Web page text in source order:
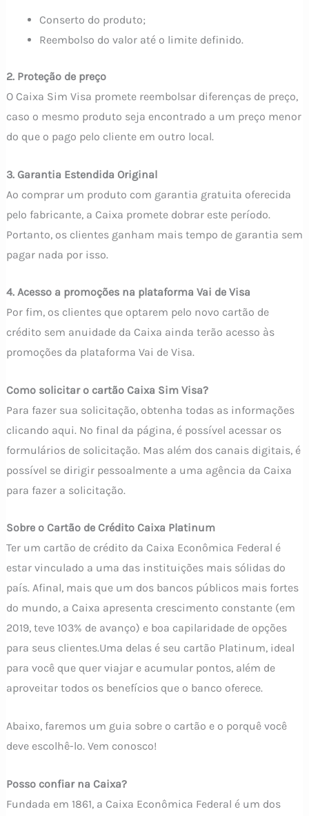
Conserto do produto;
Reembolso do valor até o limite definido.
2. Proteção de preço
O Caixa Sim Visa promete reembolsar diferenças de preço,
caso o mesmo produto seja encontrado a um preço menor
do que o pago pelo cliente em outro local.
3. Garantia Estendida Original
Ao comprar um produto com garantia gratuita oferecida
pelo fabricante, a Caixa promete dobrar este período.
Portanto, os clientes ganham mais tempo de garantia sem
pagar nada por isso.
4. Acesso a promoções na plataforma Vai de Visa
Por fim, os clientes que optarem pelo novo cartão de
crédito sem anuidade da Caixa ainda terão acesso às
promoções da plataforma Vai de Visa.
Como solicitar o cartão Caixa Sim Visa?
Para fazer sua solicitação, obtenha todas as informações
clicando aqui. No final da página, é possível acessar os
formulários de solicitação. Mas além dos canais digitais, é
possível se dirigir pessoalmente a uma agência da Caixa
para fazer a solicitação.
Sobre o Cartão de Crédito Caixa Platinum
Ter um cartão de crédito da Caixa Econômica Federal é
estar vinculado a uma das instituições mais sólidas do
país. Afinal, mais que um dos bancos públicos mais fortes
do mundo, a Caixa apresenta crescimento constante (em
2019, teve 103% de avanço) e boa capilaridade de opções
para seus clientes.Uma delas é seu cartão Platinum, ideal
para você que quer viajar e acumular pontos, além de
aproveitar todos os benefícios que o banco oferece.
Abaixo, faremos um guia sobre o cartão e o porquê você
deve escolhê-lo. Vem conosco!
Posso confiar na Caixa?
Fundada em 1861, a Caixa Econômica Federal é um dos